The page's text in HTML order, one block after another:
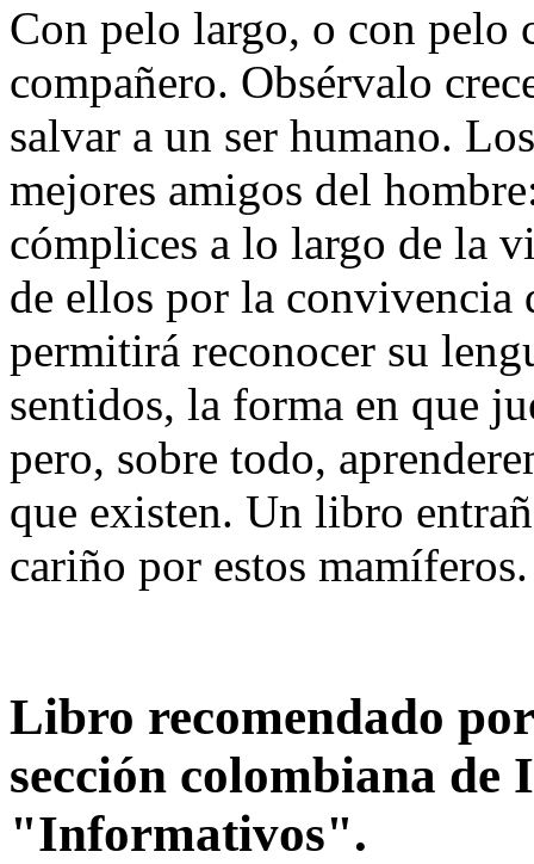
Con pelo largo, o con pelo
compañero. Obsérvalo
salvar a un ser humano.
mejores amigos del
cómplices a lo largo de la
de ellos por la convivencia
permitirá reconocer su
sentidos, la forma en que
pero, sobre todo,
que existen. Un libro
cariño por estos mamíferos.
Libro recomendado
sección colombiana de
"Informativos".